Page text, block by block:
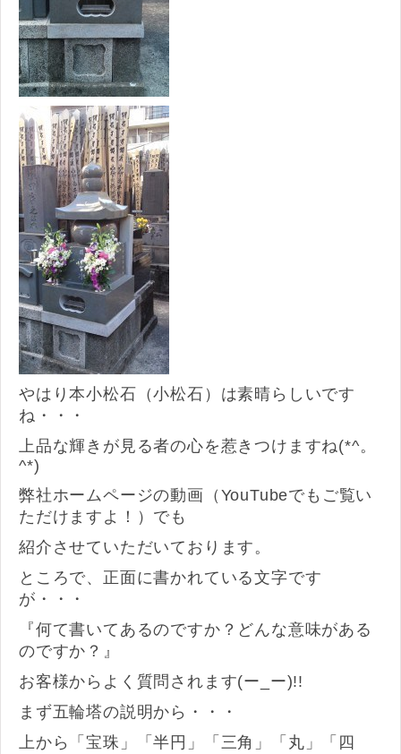
やはり本小松石（小松石）は素晴らしいです
ね・・・
上品な輝きが見る者の心を惹きつけますね(*^。
^*)
弊社ホームページの動画（YouTubeでもご覧い
ただけますよ！）でも
紹介させていただいております。
ところで、正面に書かれている文字です
が・・・
『何て書いてあるのですか？どんな意味がある
のですか？』
お客様からよく質問されます(ー_ー)!!
まず五輪塔の説明から・・・
上から「宝珠」「半円」「三角」「丸」「四